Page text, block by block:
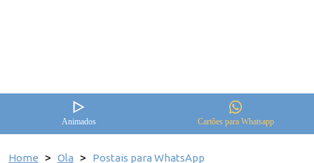
Animados Cartões para Whatsapp
Home > Ola > Postais para WhatsApp